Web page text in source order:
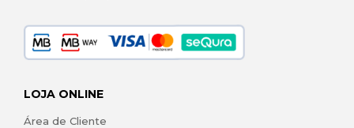
LOJA ONLINE
Área de Cliente